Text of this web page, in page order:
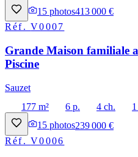
15 photos413 000 €
Réf.V0007
Grande Maison familiale
Piscine
Sauzet
177 m²
6 p. 4 ch.
15 photos239 000 €
Réf.V0006